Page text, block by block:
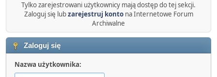
Tylko zarejestrowani użytkownicy mają dostęp do tej sekcji.
Zaloguj się lubzarejestruj kontona Internetowe Forum
Archiwalne
Zaloguj się
Nazwa użytkownika: